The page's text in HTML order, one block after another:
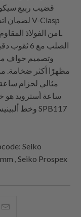
الصلب مع
مظهرًا أكثر ضخامة.
ساعة أسترويد هو
: Seiko
, Seiko Prospex